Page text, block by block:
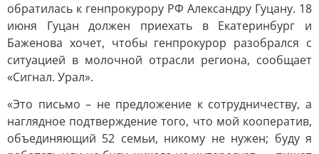
обратилась к генпрокурору РФ Александру Гуцану. 18
июня Гуцан должен приехать в Екатеринбург и
Баженова хочет, чтобы генпрокурор разобрался с
ситуацией в молочной отрасли региона, сообщает
«Сигнал. Урал».
«Это письмо – не предложение к сотрудничеству, а
наглядное подтверждение того, что мой кооператив,
объединяющий 52 семьи, никому не нужен; буду я